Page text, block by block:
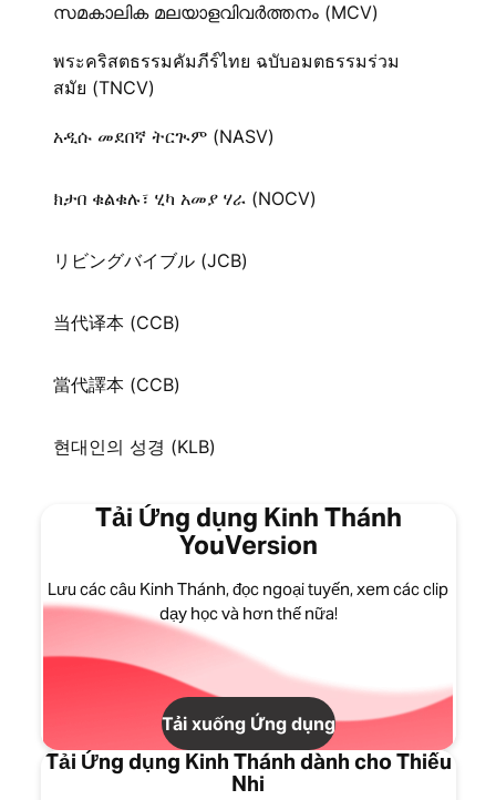
സമകാലിക മലയാളവിവർത്തനം (MCV)
พระคริสตธรรมคัมภีร์ไทย ฉบับอมตธรรมร่วม
สมัย (TNCV)
አዲሱ መደበኛ ትርጒም (NASV)
ክታበ ቁልቁሉ፣ ሂካ አመያ ሃራ (NOCV)
リビングバイブル (JCB)
当代译本 (CCB)
當代譯本 (CCB)
현대인의 성경 (KLB)
Tải Ứng dụng Kinh Thánh
YouVersion
Lưu các câu Kinh Thánh, đọc ngoại tuyến, xem các clip
dạy học và hơn thế nữa!
Tải xuống Ứng dụng
Tải Ứng dụng Kinh Thánh dành cho Thiếu
Nhi